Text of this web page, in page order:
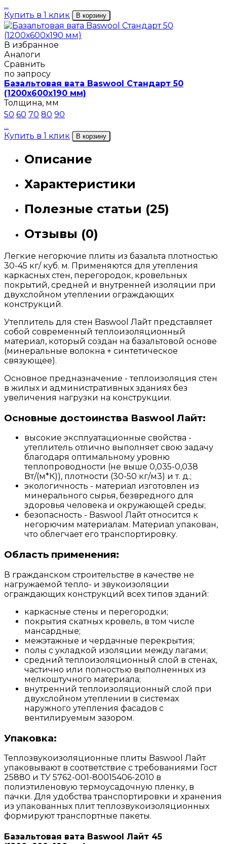
...
Купить в 1 клик
В корзину
В избранное
Аналоги
Сравнить
по запросу
Базальтовая вата Baswool Стандарт 50
(1200х600х190 мм)
Толщина, мм
50 60 70 80 90
...
Купить в 1 клик
В корзину
Описание
Характеристики
Полезные статьи (25)
Отзывы (0)
Легкие негорючие плиты из базальта плотностью
30-45 кг/ куб. м. Применяются для утепления
каркасных стен, перегородок, кровельных
покрытий, средней и внутренней изоляции при
двухслойном утеплении ограждающих
конструкций.
Утеплитель для стен Baswool Лайт представляет
собой современный теплоизоляционный
материал, который создан на базальтовой основе
(минеральные волокна + синтетическое
связующее).
Основное предназначение - теплоизоляция стен
в жилых и административных зданиях без
увеличения нагрузки на конструкции.
Основные достоинства Baswool Лайт:
высокие эксплуатационные свойства -
утеплитель отлично выполняет свою задачу
благодаря оптимальному уровню
теплопроводности (не выше 0,035-0,038
Вт/(м*К)), плотности (30-50 кг/м3) и т. д.;
экологичность - материал изготовлен из
минерального сырья, безвредного для
здоровья человека и окружающей среды;
безопасность - Baswool Лайт относится к
негорючим материалам. Материал упакован,
что облегчает его транспортировку.
Область применения:
В гражданском строительстве в качестве не
нагружаемой тепло- и звукоизоляции
ограждающих конструкций всех типов зданий:
каркасные стены и перегородки;
покрытия скатных кровель, в том числе
мансардные;
межэтажные и чердачные перекрытия;
полы с укладкой изоляции между лагами;
средний теплоизоляционный слой в стенах,
частично или полностью выполненных из
мелкоштучного материала;
внутренний теплоизоляционный слой при
двухслойном утеплении в системах
наружного утепления фасадов с
вентилируемым зазором.
Упаковка:
Теплозвукоизоляционные плиты Baswool Лайт
упаковывают в соответствие с требованиями Гост
25880 и ТУ 5762-001-80015406-2010 в
полиэтиленовую термоусадочную пленку, в
пачки. Для удобства транспортировки и хранения
из упакованных плит теплозвукоизоляционных
формируют транспортные пакеты.
Базальтовая вата Baswool Лайт 45